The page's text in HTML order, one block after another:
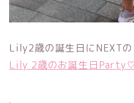
Lily2歳の誕生日にNEXT
Lily 2歳のお誕生日